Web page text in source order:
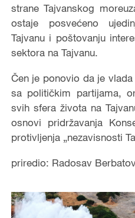
strane Tajvanskog
ostaje posvećeno
Tajvanu i poštovanju
sektora na Tajvanu.
Čen je ponovio da je
sa političkim partijama,
svih sfera života na
osnovi pridržavanja
protivljenja „nezavisnosti
priredio: Radosav